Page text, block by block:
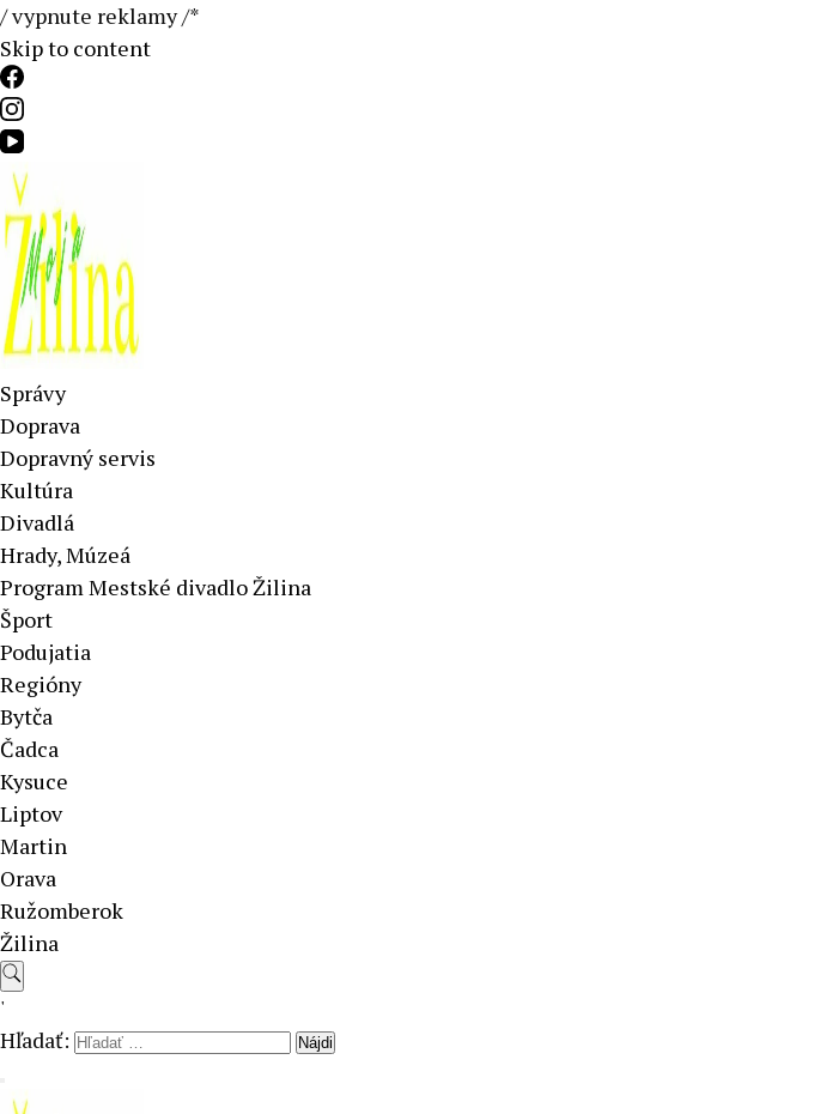
/ vypnute reklamy/*
Skip to content
Aktuálne správy – severné Slovensko
Správy
Doprava
Dopravný servis
Kultúra
Divadlá
Hrady, Múzeá
Program Mestské divadlo Žilina
Šport
Podujatia
Regióny
Bytča
Čadca
Kysuce
Liptov
Martin
Orava
Ružomberok
Žilina
'
Hľadať: